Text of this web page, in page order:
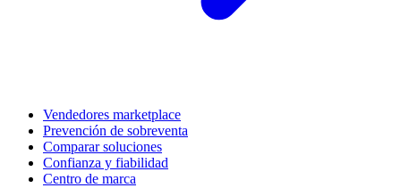
Vendedores marketplace
Prevención de sobreventa
Comparar soluciones
Confianza y fiabilidad
Centro de marca